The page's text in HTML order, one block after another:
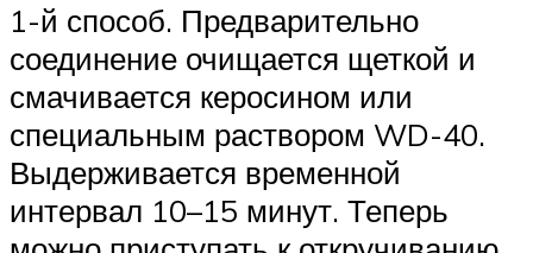
1-й способ. Предварительно
соединение очищается щеткой и
смачивается керосином или
специальным раствором WD-40.
Выдерживается временной
интервал 10–15 минут. Теперь